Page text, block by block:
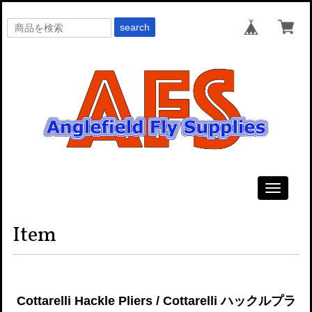
search
Toggle
Item
Cottarelli Hackle Pliers / Cottarelli ハックルプラ